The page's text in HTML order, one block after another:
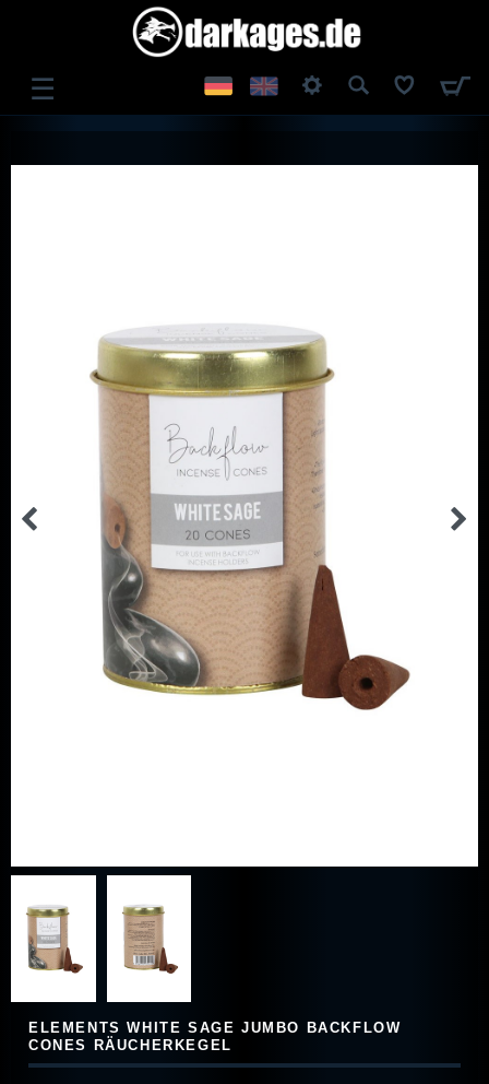
☰
ELEMENTS WHITE SAGE JUMBO BACKFLOW
CONES RÄUCHERKEGEL